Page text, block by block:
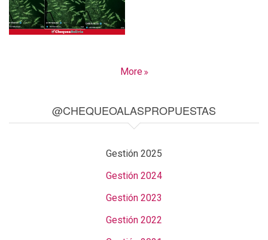
More
@CHEQUEOALASPROPUESTAS
Gestión 2025
Gestión 2024
Gestión 2023
Gestión 2022